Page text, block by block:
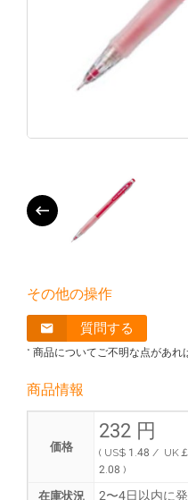
その他の操作
質問する
* 商品についてご不明な点があれ
商品情報
価格
232 円
( US$ 1.48 / UK
2.08 )
在庫状況 2〜4日以内に